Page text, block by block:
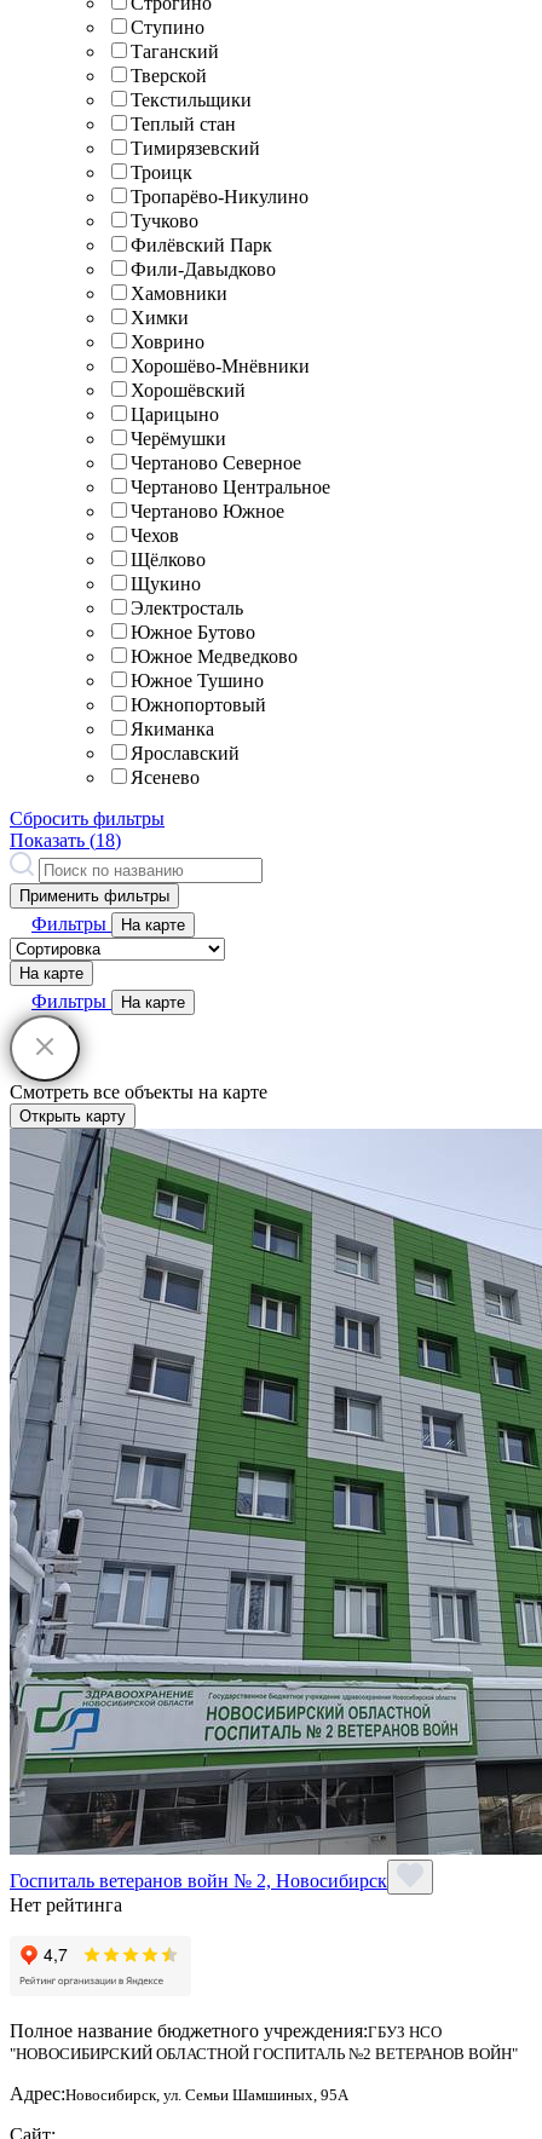
Ступино
Таганский
Тверской
Текстильщики
Теплый стан
Тимирязевский
Троицк
Тропарёво-Никулино
Тучково
Филёвский Парк
Фили-Давыдково
Хамовники
Химки
Ховрино
Хорошёво-Мнёвники
Хорошёвский
Царицыно
Черёмушки
Чертаново Северное
Чертаново Центральное
Чертаново Южное
Чехов
Щёлково
Щукино
Электросталь
Южное Бутово
Южное Медведково
Южное Тушино
Южнопортовый
Якиманка
Ярославский
Ясенево
Сбросить фильтры
Показать (18)
Применить фильтры
Фильтры На карте
На карте
Фильтры На карте
Смотреть все объекты на карте
Открыть карту
Госпиталь ветеранов войн № 2, Новосибирск
Нет рейтинга
Полное название бюджетного учреждения:ГБУЗ НСО
"НОВОСИБИРСКИЙ ОБЛАСТНОЙ ГОСПИТАЛЬ №2 ВЕТЕРАНОВ ВОЙН"
Адрес:Новосибирск, ул. Семьи Шамшиных, 95А
Сайт: